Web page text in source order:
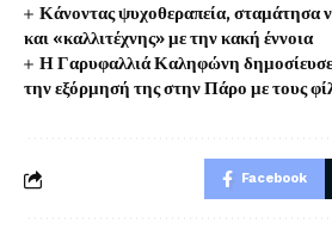
Κάνοντας ψυχοθεραπεία, σταμάτησα
και «καλλιτέχνης» με την κακή έννοια
Η Γαρυφαλλιά Καληφώνη δημοσίευσε
την εξόρμησή της στην Πάρο με τους
Facebook